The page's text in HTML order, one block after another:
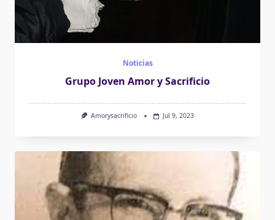
Noticias
Grupo Joven Amor y Sacrificio
Amorysacrificio Jul 9, 2023